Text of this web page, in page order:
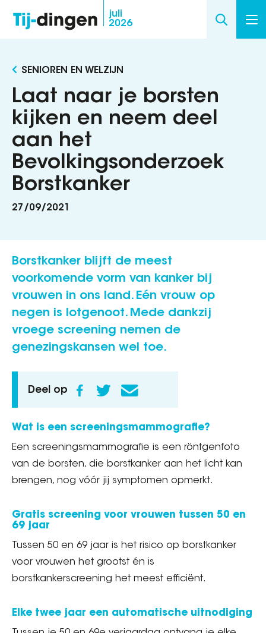
inhoud
gaan
juli
2026
SENIOREN EN WELZIJN
Laat naar je borsten
kijken en neem deel
aan het
Bevolkingsonderzoek
Borstkanker
27/09/2021
Borstkanker blijft de meest
voorkomende vorm van kanker bij
vrouwen in ons land. Eén vrouw op
negen is lotgenoot. Mede dankzij
vroege screening nemen de
genezingskansen wel toe.
Deel op
Wat is een screeningsmammografie?
Een screeningsmammografie is een röntgenfoto
van de borsten, die borstkanker aan het licht kan
brengen, nog vóór jij symptomen opmerkt.
Gratis screening voor vrouwen tussen 50 en
69 jaar
Tussen 50 en 69 jaar is het risico op borstkanker
voor vrouwen het grootst én is
borstkankerscreening het meest efficiënt.
Elke twee jaar een automatische uitnodiging